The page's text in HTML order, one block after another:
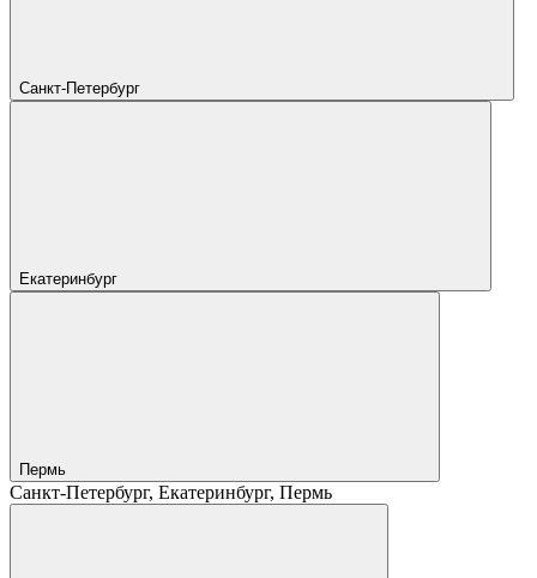
Санкт-Петербург
Екатеринбург
Пермь
Санкт-Петербург, Екатеринбург, Пермь